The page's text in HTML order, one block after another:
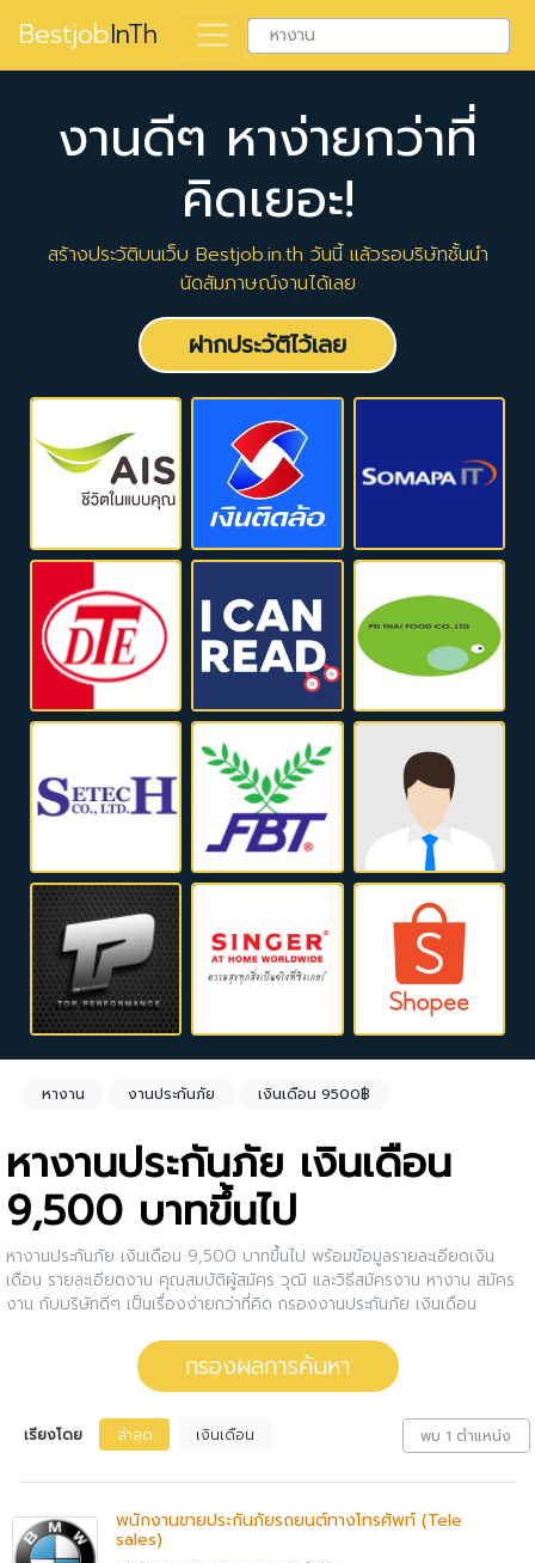
BestjobInTh
งานดีๆ หาง่ายกว่าที่
คิดเยอะ!
สร้างประวัติบนเว็บ Bestjob.in.th วันนี้ แล้วรอบริษัทชั้นนำ
นัดสัมภาษณ์งานได้เลย
ฝากประวัติไว้เลย
หางาน งานประกันภัย เงินเดือน 9500฿
หางานประกันภัย เงินเดือน
9,500 บาทขึ้นไป
หางานประกันภัย เงินเดือน 9,500 บาทขึ้นไป พร้อมข้อมูลรายละเอียดเงิน
เดือน รายละเอียดงาน คุณสมบัติผู้สมัคร วุฒิ และวิธีสมัครงาน หางาน สมัคร
งาน กับบริษัทดีๆ เป็นเรื่องง่ายกว่าที่คิด กรองงานประกันภัย เงินเดือน
ตำแหน่งงานนั้นๆได้เลย หรือคุณสามารถปรับการกรองผลการค้นหาได้อีกด้วย
กรองผลการค้นหา
เรียงโดย ล่าสุด เงินเดือน พบ 1 ตำแหน่ง
พนักงานขายประกันภัยรถยนต์ทางโทรศัพท์ (Tele
sales)